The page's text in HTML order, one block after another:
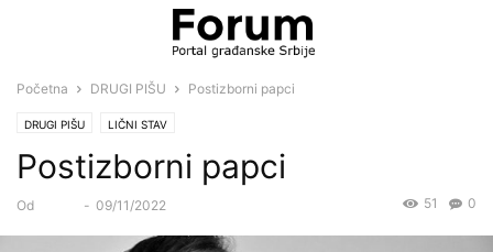
Početna DRUGI PIŠU Postizborni papci
DRUGI PIŠU LIČNI STAV
Postizborni papci
Od - 09/11/2022 0
51